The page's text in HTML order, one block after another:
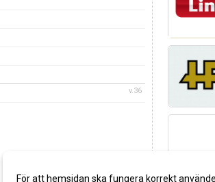
v.36
För att hemsidan ska fungera korrekt